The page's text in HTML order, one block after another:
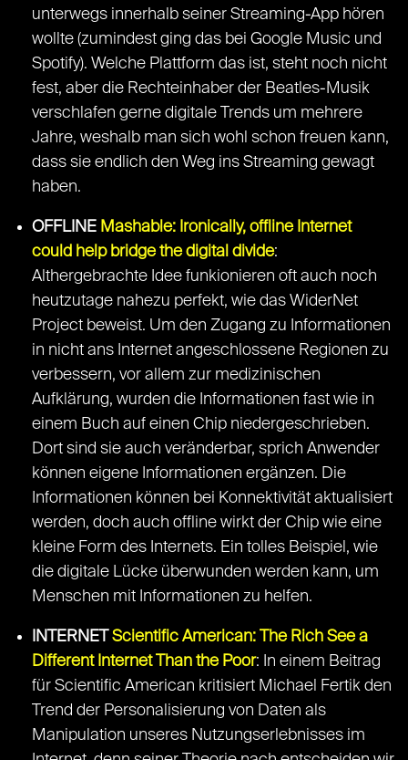
unterwegs innerhalb seiner Streaming-App hören
wollte (zumindest ging das bei Google Music und
Spotify). Welche Plattform das ist, steht noch nicht
fest, aber die Rechteinhaber der Beatles-Musik
verschlafen gerne digitale Trends um mehrere
Jahre, weshalb man sich wohl schon freuen kann,
dass sie endlich den Weg ins Streaming gewagt
haben.
OFFLINE Mashable: Ironically, offline Internet
could help bridge the digital divide:
Althergebrachte Idee funkionieren oft auch noch
heutzutage nahezu perfekt, wie das WiderNet
Project beweist. Um den Zugang zu Informationen
in nicht ans Internet angeschlossene Regionen zu
verbessern, vor allem zur medizinischen
Aufklärung, wurden die Informationen fast wie in
einem Buch auf einen Chip niedergeschrieben.
Dort sind sie auch veränderbar, sprich Anwender
können eigene Informationen ergänzen. Die
Informationen können bei Konnektivität aktualisiert
werden, doch auch offline wirkt der Chip wie eine
kleine Form des Internets. Ein tolles Beispiel, wie
die digitale Lücke überwunden werden kann, um
Menschen mit Informationen zu helfen.
INTERNET Scientific American: The Rich See a
Different Internet Than the Poor: In einem Beitrag
für Scientific American kritisiert Michael Fertik den
Trend der Personalisierung von Daten als
Manipulation unseres Nutzungserlebnisses im